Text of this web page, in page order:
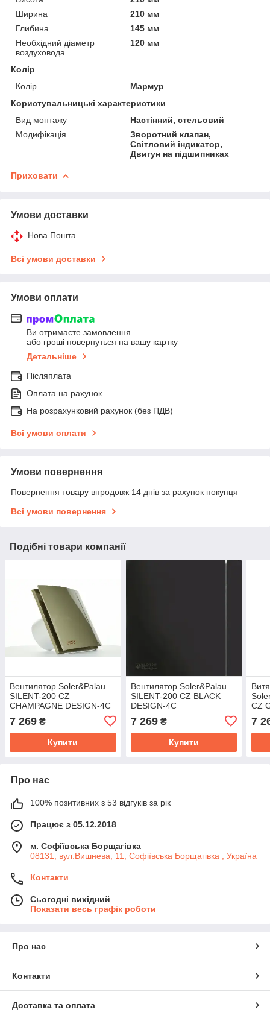
Ширина
210 мм
Глибина
145 мм
Необхідний діаметр
воздуховода
120 мм
Колір
Колір
Мармур
Користувальницькі характеристики
Вид монтажу
Настінний, стельовий
Модифікація
Зворотний клапан,
Світловий індикатор,
Двигун на підшипниках
Приховати
Умови доставки
Нова Пошта
Всі умови доставки
Умови оплати
Ви отримаєте замовлення
або гроші повернуться на вашу картку
Детальніше
Післяплата
Оплата на рахунок
На розрахунковий рахунок (без ПДВ)
Всі умови оплати
Умови повернення
Повернення товару впродовж 14 днів за рахунок покупця
Всі умови повернення
Подібні товари компанії
Вентилятор Soler&Palau
SILENT-200 CZ
CHAMPAGNE DESIGN-4C
7 269 ₴
Купити
Вентилятор Soler&Palau
SILENT-200 CZ BLACK
DESIGN-4C
7 269₴
Купити
CZ
7
Про нас
100% позитивних з 53 відгуків за рік
Працює з 05.12.2018
м. Софіївська Борщагівка
08131, вул.Вишнева, 11, Софіївська Борщагівка , Україна
Контакти
Сьогодні вихідний
Показати весь графік роботи
Про нас
Контакти
Доставка та оплата